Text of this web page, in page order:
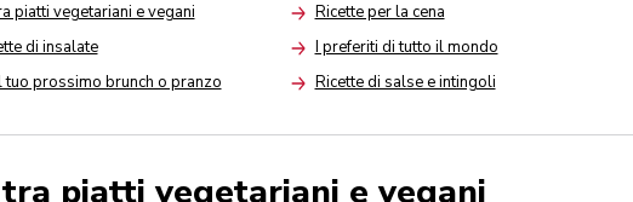
piatti vegetariani e vegani
di insalate
tuo prossimo brunch o pranzo
Arrow
Ricette per la cena
Arrow
I preferiti di tutto il mondo
Arrow
Ricette di salse e intingoli
piatti vegetariani e vegani